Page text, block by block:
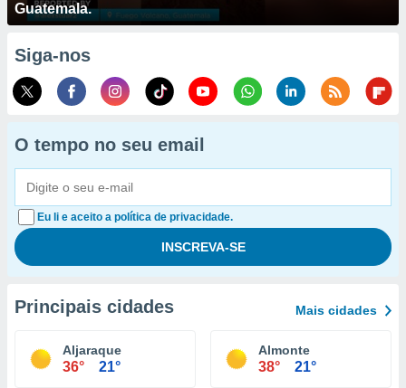
Guatemala.
Siga-nos
O tempo no seu email
Eu li e aceito a política de privacidade.
Principais cidades Mais cidades
Aljaraque
36° 21°
Almonte
38° 21°